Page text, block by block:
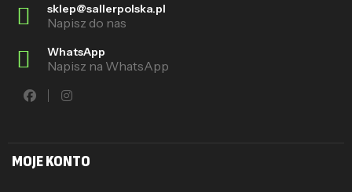
sklep@sallerpolska.pl
Napisz do nas
WhatsApp
Napisz na WhatsApp
MOJE KONTO